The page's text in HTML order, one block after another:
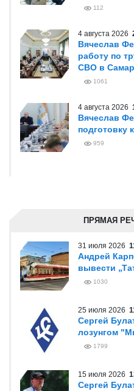
112
4 августа 2026
Вячеслав
работу по
СВО в
1061
4 августа 2026
Вячеслав
подготовку
959
ПРЯМАЯ
31 июля 2026
Андрей
вывести
1030
25 июля 2026
Сергей
лозунгом
1799
15 июля 2026
Сергей